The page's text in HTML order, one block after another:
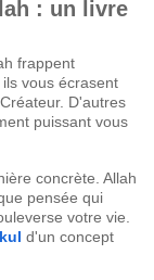
: un livre
frappent
vous écrasent
D'autres
puissant vous
concrète. Allah
pensée qui
votre vie.
d'un concept